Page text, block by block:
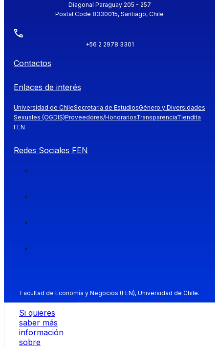
Diagonal Paraguay 205 - 257
Postal Code 8330015, Santiago, Chile
+56 2 2978 3301
Contactos
Enlaces de interés
Universidad de ChileSecretaría de EstudiosGénero y Diversidades
Sexuales (OGDIS)Proveedores/HonorariosTransparenciaTiendita
FEN
Redes Sociales FEN
Facultad de Economía y Negocios (FEN), Universidad de Chile.
Si quieres
saber más
información
sobre